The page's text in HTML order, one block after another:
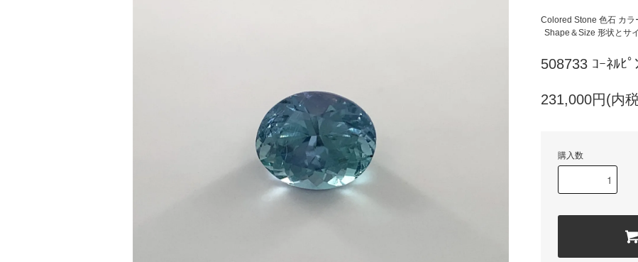
Colored Stone 色石 カラ
Shape＆Size 形状とサ
508733 ｺｰﾈﾙﾋ
231,000円(内
購入数